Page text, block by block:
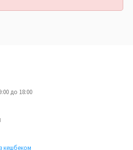
кешбеком
до 18:00